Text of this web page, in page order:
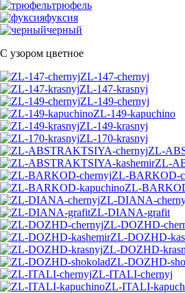
трюфель
фуксия
черный
С узором цветное
ZL-147-chernyj
ZL-147-krasnyj
ZL-149-chernyj
ZL-149-kapuchino
ZL-149-krasnyj
ZL-170-krasnyj
ZL-
ZL-
ZL-BARKOD-
ZL-
ZL-DIANA-
ZL-DIANA-grafit
ZL-DOZHD-
ZL-DOZHD-
ZL-DOZHD-
ZL-DOZHD-
ZL-ITALI-chernyj
ZL-ITALI-